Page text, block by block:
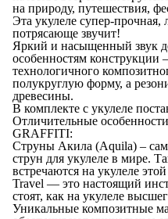
на природу, путешествия,
Эта укулеле супер-прочная,
потрясающе звучит!
Яркий и насыщенный звук
особенностям конструкции
технологичного
полукруглую форму, а
древесины.
В комплекте с укулеле
Отличительные
GRAFFITI:
Струны Акила (Aquila) –
струн для укулеле в мире.
встречаются на укулеле
Travel — это настоящий
стоят, как на укулеле
Уникальные композитные